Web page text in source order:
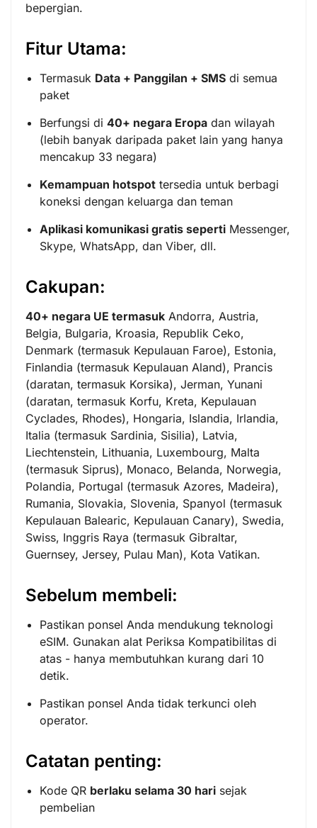
bepergian.
Fitur Utama:
Termasuk Data + Panggilan + SMS di semua
paket
Berfungsi di 40+ negara Eropa dan wilayah
(lebih banyak daripada paket lain yang hanya
mencakup 33 negara)
Kemampuan hotspot tersedia untuk berbagi
koneksi dengan keluarga dan teman
Aplikasi komunikasi gratis seperti Messenger,
Skype, WhatsApp, dan Viber, dll.
Cakupan:
40+ negara UE termasuk Andorra, Austria,
Belgia, Bulgaria, Kroasia, Republik Ceko,
Denmark (termasuk Kepulauan Faroe), Estonia,
Finlandia (termasuk Kepulauan Aland), Prancis
(daratan, termasuk Korsika), Jerman, Yunani
(daratan, termasuk Korfu, Kreta, Kepulauan
Cyclades, Rhodes), Hongaria, Islandia, Irlandia,
Italia (termasuk Sardinia, Sisilia), Latvia,
Liechtenstein, Lithuania, Luxembourg, Malta
(termasuk Siprus), Monaco, Belanda, Norwegia,
Polandia, Portugal (termasuk Azores, Madeira),
Rumania, Slovakia, Slovenia, Spanyol (termasuk
Kepulauan Balearic, Kepulauan Canary), Swedia,
Swiss, Inggris Raya (termasuk Gibraltar,
Guernsey, Jersey, Pulau Man), Kota Vatikan.
Sebelum membeli:
Pastikan ponsel Anda mendukung teknologi
eSIM. Gunakan alat Periksa Kompatibilitas di
atas - hanya membutuhkan kurang dari 10
detik.
Pastikan ponsel Anda tidak terkunci oleh
operator.
Catatan penting:
Kode QR berlaku selama 30 hari sejak
pembelian